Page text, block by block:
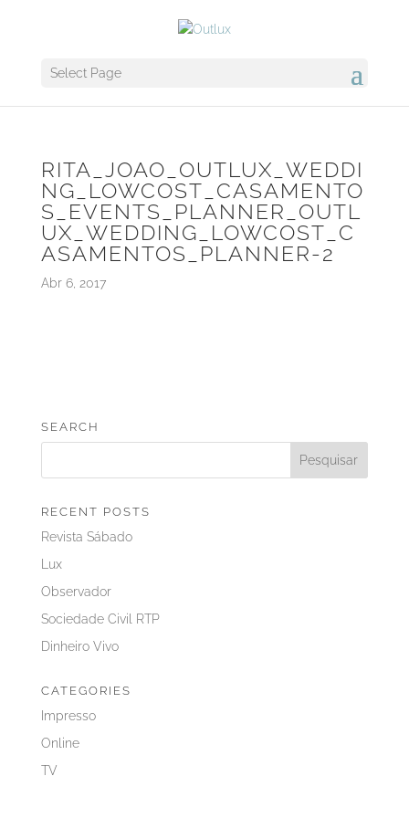
Select Page
RITA_JOAO_OUTLUX_WEDDI
NG_LOWCOST_CASAMENTO
S_EVENTS_PLANNER_OUTL
UX_WEDDING_LOWCOST_C
ASAMENTOS_PLANNER-2
Abr 6, 2017
SEARCH
RECENT POSTS
Revista Sábado
Lux
Observador
Sociedade Civil RTP
Dinheiro Vivo
CATEGORIES
Impresso
Online
TV